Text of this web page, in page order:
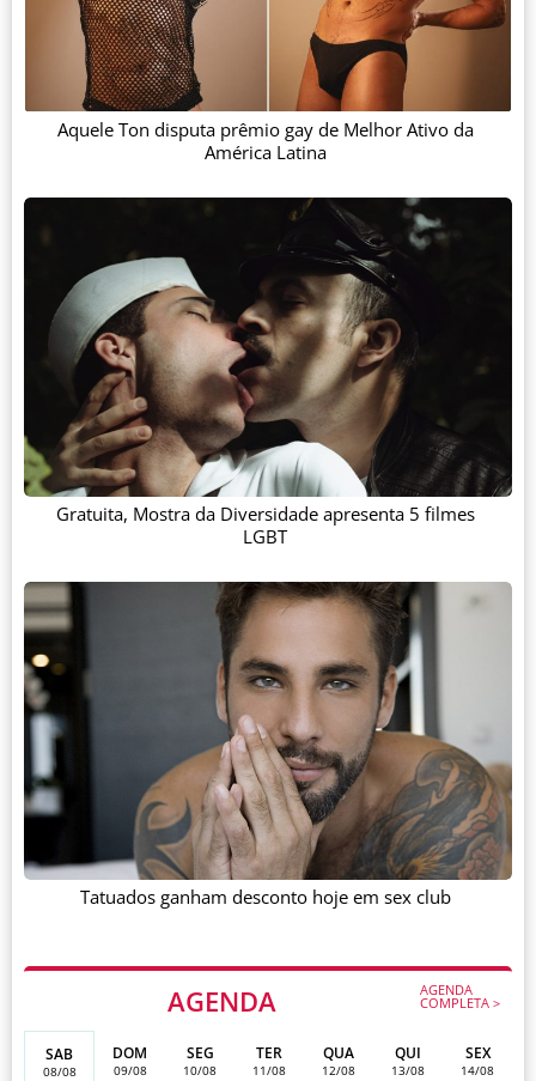
AGENDA AGENDA
COMPLETA >
SAB
08/08
DOM
09/08
SEG
10/08
TER
11/08
QUA
12/08
QUI
13/08
SEX
14/08
Aquele Ton disputa prêmio gay de Melhor Ativo da
América Latina
Gratuita, Mostra da Diversidade apresenta 5 filmes
LGBT
Tatuados ganham desconto hoje em sex club